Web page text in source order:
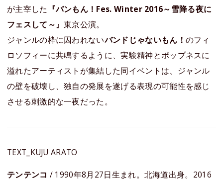
が主宰した 『バンもん！Fes. Winter 2016～雪降る夜に
フェスして～』東京公演。
ジャンルの枠に囚われないバンドじゃないもん！ のフィ
ロソフィーに共鳴するように、実験精神とポップネスに
溢れたアーティストが集結した同イベントは、ジャンル
の壁を破壊し、独自の発展を遂げる表現の可能性を感じ
させる刺激的な一夜だった。
TEXT_KUJU ARATO
テンテンコ / 1990年8月27日生まれ。北海道出身。2016